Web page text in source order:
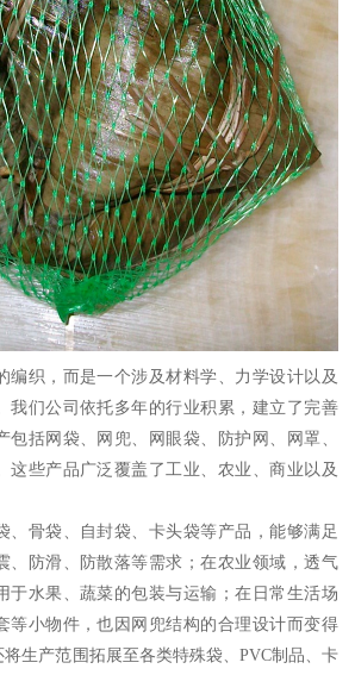
编织，而是一个涉及材料学、力学设计以及
我们公司依托多年的行业积累，建立了完善
包括网袋、网兜、网眼袋、防护网、网罩、
这些产品广泛覆盖了工业、农业、商业以及
、骨袋、自封袋、卡头袋等产品，能够满足
、防滑、防散落等需求；在农业领域，透气
于水果、蔬菜的包装与运输；在日常生活场
等小物件，也因网兜结构的合理设计而变得
生产范围拓展至各类特殊袋、PVC制品、卡